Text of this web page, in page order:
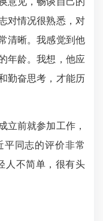
对情况很熟悉，对
清晰。我感觉到他
年龄。我想，他应
勤奋思考，才能历
前就参加工作，
平同志的评价非常
人不简单，很有头